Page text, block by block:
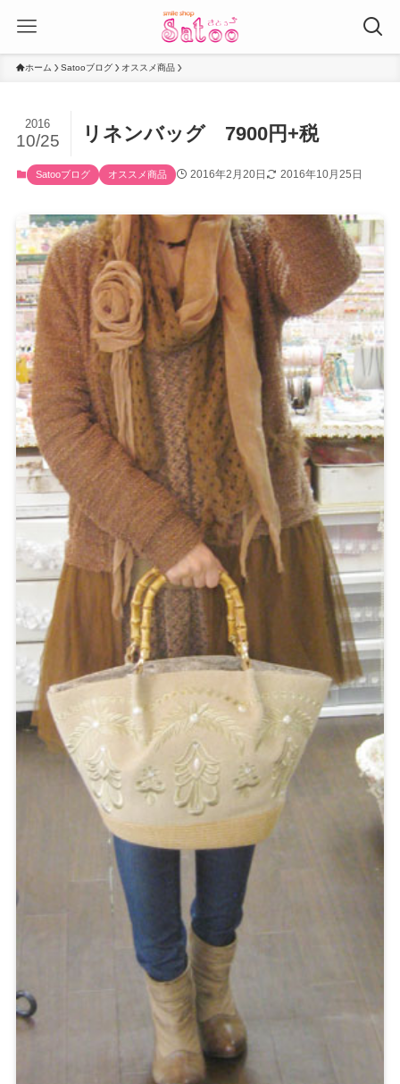
ホーム Satooブログ オススメ商品
リネンバッグ 7900円+税
2016
10/25
Satooブログ オススメ商品 2016年2月20日 2016年10月25日